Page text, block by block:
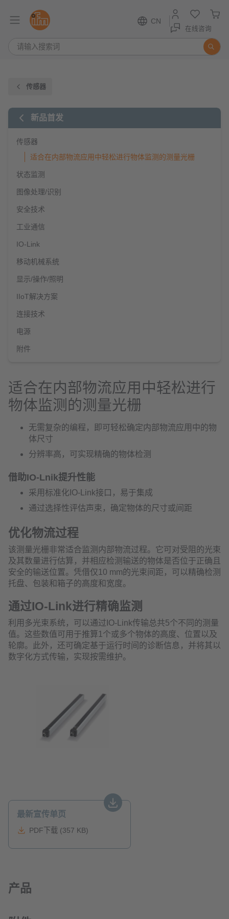
CN
在线咨询
传感器
新品首发
传感器
适合在内部物流应用中轻松进行物体监测的测量光栅
状态监测
图像处理/识别
安全技术
工业通信
IO-Link
移动机械系统
显示/操作/照明
IIoT解决方案
连接技术
电源
附件
适合在内部物流应用中轻松进行
物体监测的测量光栅
无需复杂的编程，即可轻松确定内部物流应用中的物
体尺寸
分辨率高，可实现精确的物体检测
借助IO-Lnik提升性能
采用标准化IO-Link接口，易于集成
通过选择性评估声束，确定物体的尺寸或间距
优化物流过程
该测量光栅非常适合监测内部物流过程。它可对受阻的光束
及其数量进行估算，并相应检测输送的物体是否位于正确且
安全的输送位置。凭借仅10 mm的光束间距，可以精确检测
托盘、包装和箱子的高度和宽度。
通过IO-Link进行精确监测
利用多光束系统，可以通过IO-Link传输总共5个不同的测量
值。这些数值可用于推算1个或多个物体的高度、位置以及
轮廓。此外，还可确定基于运行时间的诊断信息，并将其以
数字化方式传输，实现按需维护。
最新宣传单页
PDF下载 (357 KB)
产品